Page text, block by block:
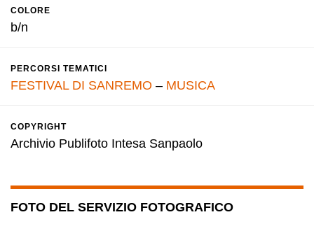
COLORE
b/n
PERCORSI TEMATICI
FESTIVAL DI SANREMO – MUSICA
COPYRIGHT
Archivio Publifoto Intesa Sanpaolo
FOTO DEL SERVIZIO FOTOGRAFICO